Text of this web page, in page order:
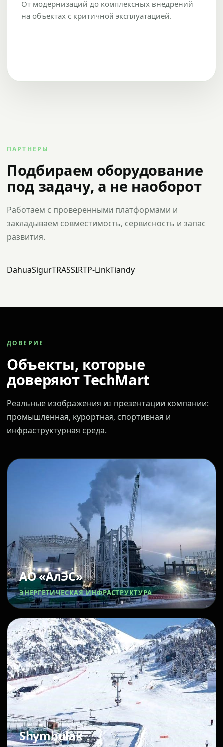
От модернизаций до комплексных внедрений
на объектах с критичной эксплуатацией.
ПАРТНЕРЫ
Подбираем оборудование
под задачу, а не наоборот
Работаем с проверенными платформами и
закладываем совместимость, сервисность и запас
развития.
DahuaSigurTRASSIRTP-LinkTiandy
ДОВЕРИЕ
Объекты, которые
доверяют TechMart
Реальные изображения из презентации компании:
промышленная, курортная, спортивная и
инфраструктурная среда.
АО «АлЭС»
ЭНЕРГЕТИЧЕСКАЯ ИНФРАСТРУКТУРА
Shymbulak